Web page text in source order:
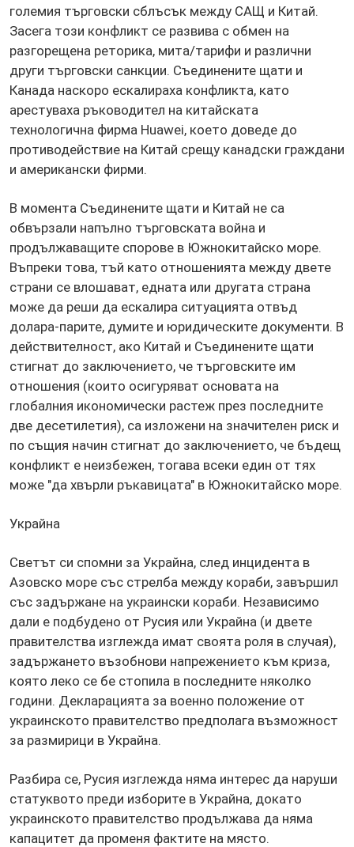
големия търговски сблъсък между САЩ и Китай.
Засега този конфликт се развива с обмен на
разгорещена реторика, мита/тарифи и различни
други търговски санкции. Съединените щати и
Канада наскоро ескалираха конфликта, като
арестуваха ръководител на китайската
технологична фирма Huawei, което доведе до
противодействие на Китай срещу канадски граждани
и американски фирми.
В момента Съединените щати и Китай не са
обвързали напълно търговската война и
продължаващите спорове в Южнокитайско море.
Въпреки това, тъй като отношенията между двете
страни се влошават, едната или другата страна
може да реши да ескалира ситуацията отвъд
долара-парите, думите и юридическите документи. В
действителност, ако Китай и Съединените щати
стигнат до заключението, че търговските им
отношения (които осигуряват основата на
глобалния икономически растеж през последните
две десетилетия), са изложени на значителен риск и
по същия начин стигнат до заключението, че бъдещ
конфликт е неизбежен, тогава всеки един от тях
може "да хвърли ръкавицата" в Южнокитайско море.
Украйна
Светът си спомни за Украйна, след инцидента в
Азовско море със стрелба между кораби, завършил
със задържане на украински кораби. Независимо
дали е подбудено от Русия или Украйна (и двете
правителства изглежда имат своята роля в случая),
задържането възобнови напрежението към криза,
която леко се бе стопила в последните няколко
години. Декларацията за военно положение от
украинското правителство предполага възможност
за размирици в Украйна.
Разбира се, Русия изглежда няма интерес да наруши
статуквото преди изборите в Украйна, докато
украинското правителство продължава да няма
капацитет да променя фактите на място.